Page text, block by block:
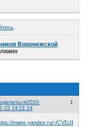
.
Воронежской
1
2015-
22 14:21:14
maps.yandex.ru/-/CVDJE2-